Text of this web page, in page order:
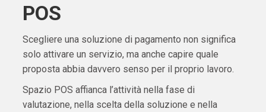
POS
Scegliere una soluzione di pagamento non significa
solo attivare un servizio, ma anche capire quale
proposta abbia davvero senso per il proprio lavoro.
Spazio POS affianca l’attività nella fase di
valutazione, nella scelta della soluzione e nella